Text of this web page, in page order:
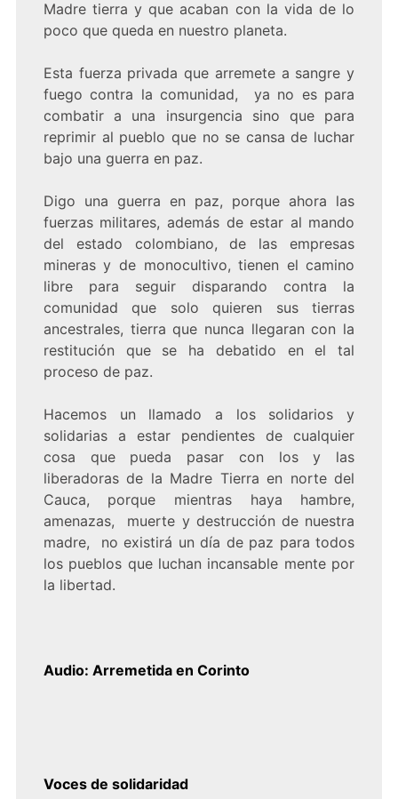
Madre tierra y que acaban con la vida de lo
poco que queda en nuestro planeta.
Esta fuerza privada que arremete a sangre y
fuego contra la comunidad, ya no es para
combatir a una insurgencia sino que para
reprimir al pueblo que no se cansa de luchar
bajo una guerra en paz.
Digo una guerra en paz, porque ahora las
fuerzas militares, además de estar al mando
del estado colombiano, de las empresas
mineras y de monocultivo, tienen el camino
libre para seguir disparando contra la
comunidad que solo quieren sus tierras
ancestrales, tierra que nunca llegaran con la
restitución que se ha debatido en el tal
proceso de paz.
Hacemos un llamado a los solidarios y
solidarias a estar pendientes de cualquier
cosa que pueda pasar con los y las
liberadoras de la Madre Tierra en norte del
Cauca, porque mientras haya hambre,
amenazas, muerte y destrucción de nuestra
madre, no existirá un día de paz para todos
los pueblos que luchan incansable mente por
la libertad.
Audio: Arremetida en Corinto
Voces de solidaridad